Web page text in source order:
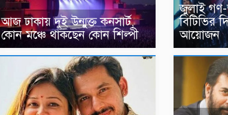
আজ ঢাকায় দুই উন্মুক্ত কনসার্ট,
কোন মঞ্চে থাকছেন কোন শিল্পী
জুলাই গণ-
বিটিভির
আয়োজন